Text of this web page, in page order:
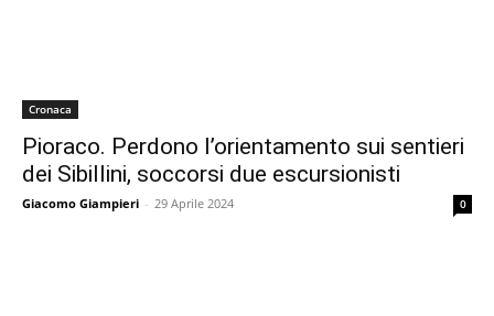
Cronaca
Pioraco. Perdono l’orientamento sui sentieri
dei Sibillini, soccorsi due escursionisti
Giacomo Giampieri - 29 Aprile 2024 0